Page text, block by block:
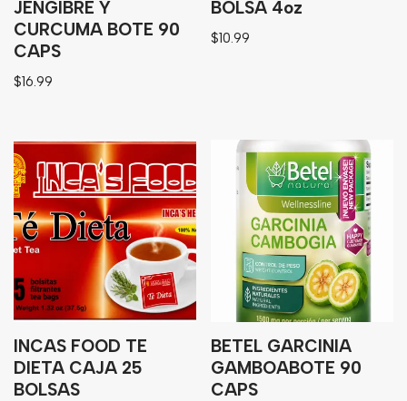
Congelaldos
Condimentos
Golosinas
Bebidas
Tés
JENGIBRE Y
CURCUMA BOTE 90
CAPS
$16.99
BOLSA 4oz
$10.99
INCAS FOOD TE
DIETA CAJA 25
BOLSAS
BETEL GARCINIA
GAMBOABOTE 90
CAPS